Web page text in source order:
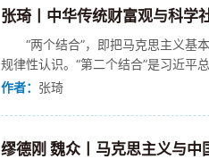
张琦丨中华传统财富观与科学
“两个结合”，即把马克思主义基
规律性认识。“第二个结合”是习近平
对规律的深刻揭示，也是对未来理论
作者： 张琦
缪德刚 魏众丨马克思主义与中